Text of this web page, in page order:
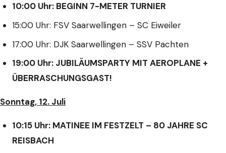
10:00 Uhr: BEGINN 7-METER TURNIER
15:00 Uhr: FSV Saarwellingen – SC Eiweiler
17:00 Uhr: DJK Saarwellingen – SSV Pachten
19:00 Uhr: JUBILÄUMSPARTY MIT AEROPLANE +
ÜBERRASCHUNGSGAST!
Sonntag, 12. Juli
10:15 Uhr: MATINEE IM FESTZELT – 80 JAHRE SC
REISBACH